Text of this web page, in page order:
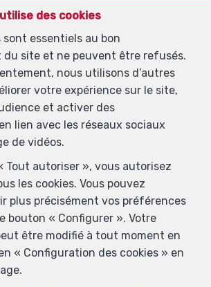
des cookies
sont essentiels au bon
site et ne peuvent être refusés.
nous utilisons d’autres
votre expérience sur le site,
et activer des
lien avec les réseaux sociaux
de vidéos.
Tout autoriser », vous autorisez
les cookies. Vous pouvez
plus précisément vos préférences
bouton « Configurer ». Votre
être modifié à tout moment en
« Configuration des cookies » en